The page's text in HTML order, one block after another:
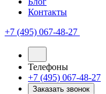
Контакты
+7 (495) 067-48-27
Телефоны
+7 (495) 067-48-27
Заказать звонок